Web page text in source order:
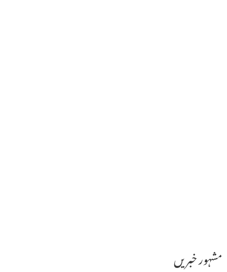
مشہور خبریں